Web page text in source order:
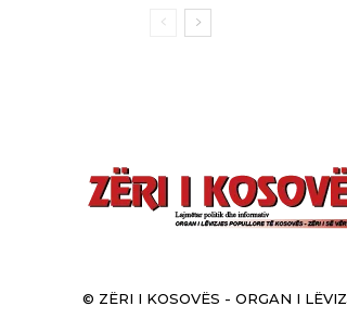
© ZËRI I KOSOVËS - ORGAN I